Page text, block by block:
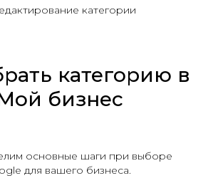
категории
категорию в
бизнес
основные шаги при выборе
для вашего бизнеса.